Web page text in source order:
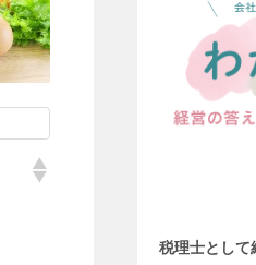
税理士として